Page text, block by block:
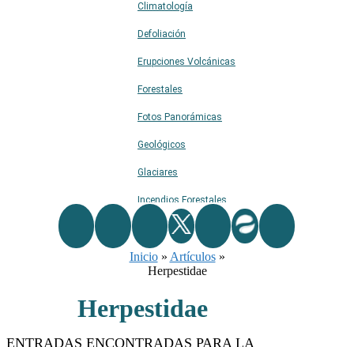
Climatología
Defoliación
Erupciones Volcánicas
Forestales
Fotos Panorámicas
Geológicos
Glaciares
Incendios Forestales
Naturaleza
Ríos
Terremotos
Topográficos
Inicio» Artículos»
Herpestidae
Herpestidae
ENTRADAS ENCONTRADAS PARA LA